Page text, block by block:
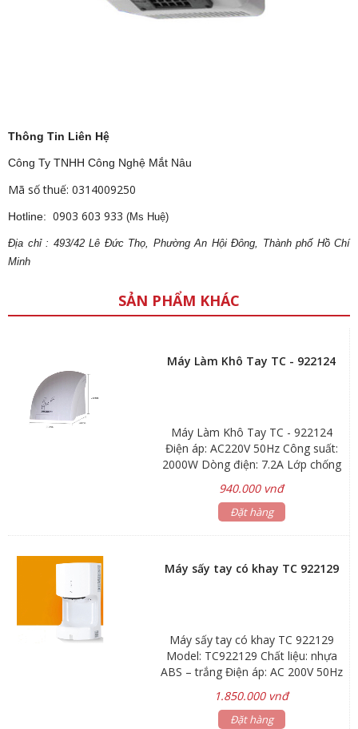
Thông Tin Liên Hệ
Công Ty TNHH Công Nghệ Mắt Nâu
Mã số thuế: 0314009250
Hotline: 0903 603 933 (Ms Huệ)
Địa chỉ : 493/42 Lê Đức Thọ, Phường An Hội Đông, Thành phố Hồ Chí
Minh
SẢN PHẨM KHÁC
Máy Làm Khô Tay TC - 922124
Máy Làm Khô Tay TC - 922124
Điện áp: AC220V 50Hz Công suất:
2000W Dòng điện: 7.2A Lớp chống
thấm: 1PX1 Tốc độ gió: 15m/s Lưu
lượng gió: 162m3/h Tốc độ động
cơ: 2400 vòng/phút Chất liệu: nhựa
940.000 vnđ
Đặt hàng
Máy sấy tay có khay TC 922129
Máy sấy tay có khay TC 922129
Model: TC922129 Chất liệu: nhựa
ABS – trắng Điện áp: AC 200V 50Hz
Công suất: 1000w Tốc độ gió:
100m/s Dòng điện: 4A Lớp chống
thấm: 1PX1 Lưu lượng gió: 90m3/h
1.850.000 vnđ
Đặt hàng